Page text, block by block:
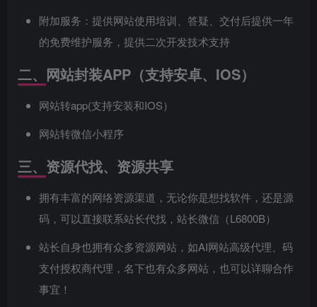
附加服务：提供网站使用培训、答疑、交付后提供一年
的免费维护服务，提供二次开发技术支持
二、网站封装APP（支持安卓、IOS）
网站转app(支持安装和IOS）
网站转微信小程序
三、资源代找、资源共享
拥有丰富的网络资源渠道，无论你是想找软件，还是源
码，可以直接联系站长代找，站长微信（L6800B）
站长自身也拥有众多资源网站，如AI网站高级代理、码
支付授权商代理，名下也有众多网站，也可以详聊合作
事宜！